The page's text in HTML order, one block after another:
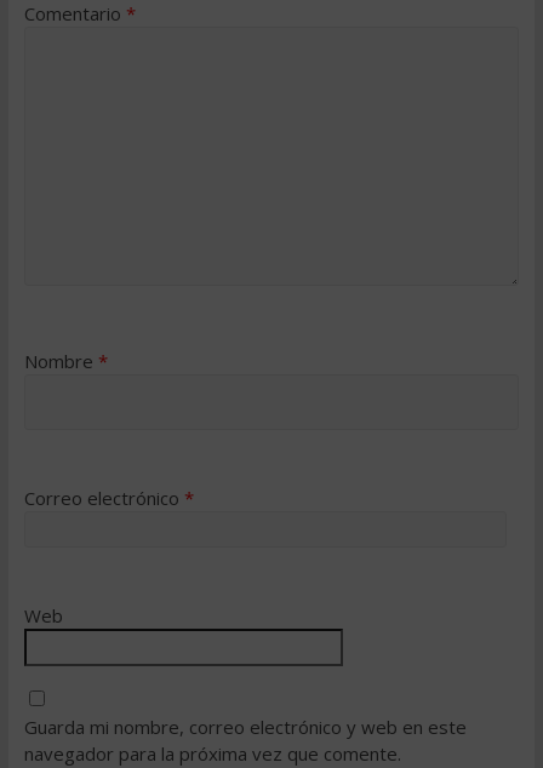
Comentario *
Nombre *
Correo electrónico *
Web
Guarda mi nombre, correo electrónico y web en este
navegador para la próxima vez que comente.